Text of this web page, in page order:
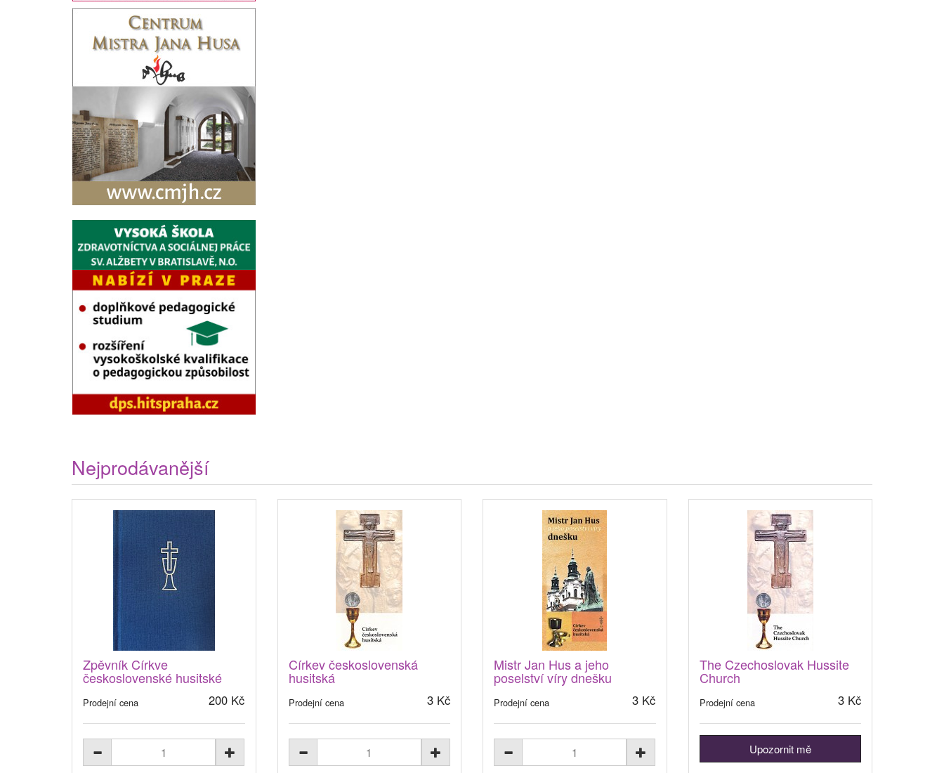
Nejprodávanější
Zpěvník Církve
československé husitské
Prodejní cena 200 Kč
Církev československá
husitská
Prodejní cena 3 Kč
Mistr Jan Hus a jeho
poselství víry dnešku
Prodejní cena 3 Kč
The Czechoslovak Hussite
Church
Prodejní cena 3 Kč
Upozornit mě